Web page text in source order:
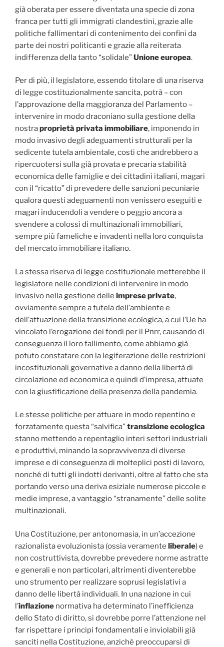
già oberata per essere diventata una specie di zona
franca per tutti gli immigrati clandestini, grazie alle
politiche fallimentari di contenimento dei confini da
parte dei nostri politicanti e grazie alla reiterata
indifferenza della tanto “solidale”Unione europea.
Per di più, il legislatore, essendo titolare di una riserva
di legge costituzionalmente sancita, potrà – con
l’approvazione della maggioranza del Parlamento –
intervenire in modo draconiano sulla gestione della
nostraproprietà privata immobiliare, imponendo in
modo invasivo degli adeguamenti strutturali per la
sedicente tutela ambientale, costi che andrebbero a
ripercuotersi sulla già provata e precaria stabilità
economica delle famiglie e dei cittadini italiani, magari
con il “ricatto” di prevedere delle sanzioni pecuniarie
qualora questi adeguamenti non venissero eseguiti e
magari inducendoli a vendere o peggio ancora a
svendere a colossi di multinazionali immobiliari,
sempre più fameliche e invadenti nella loro conquista
del mercato immobiliare italiano.
La stessa riserva di legge costituzionale metterebbe il
legislatore nelle condizioni di intervenire in modo
invasivo nella gestione delle imprese private,
ovviamente sempre a tutela dell’ambiente e
dell’attuazione della transizione ecologica, a cui l’Ue ha
vincolato l’erogazione dei fondi per il Pnrr, causando di
conseguenza il loro fallimento, come abbiamo già
potuto constatare con la legiferazione delle restrizioni
incostituzionali governative a danno della libertà di
circolazione ed economica e quindi d’impresa, attuate
con la giustificazione della presenza della pandemia.
Le stesse politiche per attuare in modo repentino e
forzatamente questa “salvifica”transizione ecologica
stanno mettendo a repentaglio interi settori industriali
e produttivi, minando la sopravvivenza di diverse
imprese e di conseguenza di molteplici posti di lavoro,
nonché di tutti gli indotti derivanti, oltre al fatto che sta
portando verso una deriva esiziale numerose piccole e
medie imprese, a vantaggio “stranamente” delle solite
multinazionali.
Una Costituzione, per antonomasia, in un’accezione
razionalista evoluzionista (ossia veramente liberale) e
non costruttivista, dovrebbe prevedere norme astratte
e generali e non particolari, altrimenti diventerebbe
uno strumento per realizzare soprusi legislativi a
danno delle libertà individuali. In una nazione in cui
l’inflazione normativa ha determinato l’inefficienza
dello Stato di diritto, si dovrebbe porre l’attenzione nel
far rispettare i principi fondamentali e inviolabili già
sanciti nella Costituzione, anziché preoccuparsi di